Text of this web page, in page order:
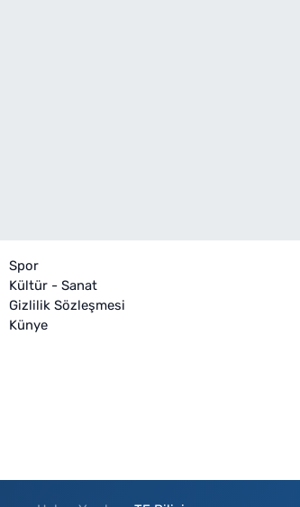
Spor
Kültür - Sanat
Gizlilik Sözleşmesi
Künye